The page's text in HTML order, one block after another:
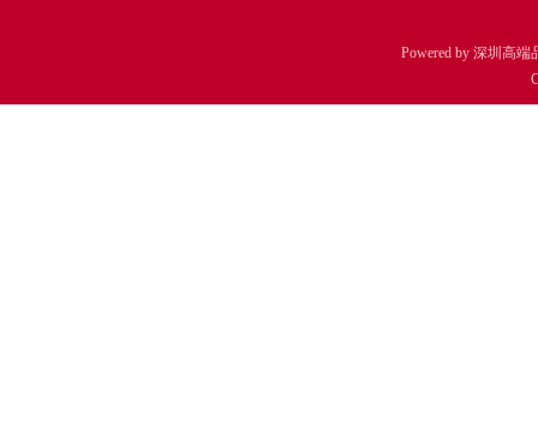
Powered by 深圳高端